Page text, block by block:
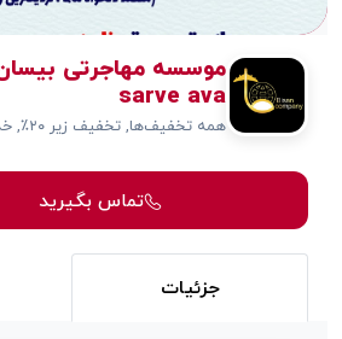
sarve ava
همه تخفیف‌ها, تخفیف زیر ۲۰٪, خدمات مهاجرت
تماس بگیرید
جزئیات